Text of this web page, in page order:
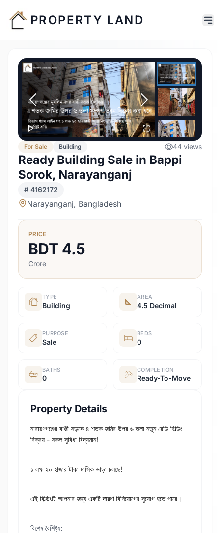
PROPERTY LAND
For Sale Building 44 views
Ready Building Sale in Bappi
Sorok, Narayanganj
# 4162172
Narayanganj, Bangladesh
PRICE
BDT 4.5
Crore
TYPE
Building
AREA
4.5 Decimal
PURPOSE
Sale
BEDS
0
BATHS
0
COMPLETION
Ready-To-Move
Property Details
নারায়ণগঞ্জের বাপ্পী সড়কে ৪ শতক জমির উপর ৬ তলা নতুন রেডি বিল্ডিং
বিক্রয় - সকল সুবিধা বিদ্যমান!
১ লক্ষ ২০ হাজার টাকা মাসিক ভাড়া চলছে!
এই বিল্ডিংটি আপনার জন্য একটি দারুণ বিনিয়োগের সুযোগ হতে পারে।
বিশেষ বৈশিষ্ট্য: